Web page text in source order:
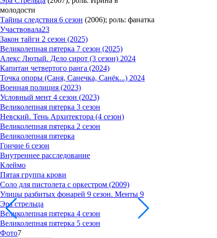
молодости
Тайны следствия 6 сезон (2006); роль: фанатка
Участвовала23
Закон тайги 2 сезон (2025)
Великолепная пятерка 7 сезон (2025)
Алекс Лютый. Дело сирот (3 сезон) 2024
Капитан четвертого ранга (2024)
Точка опоры (Саня, Санечка, Санёк...) 2024
Военная полиция (2023)
Условный мент 4 сезон (2023)
Великолепная пятерка 3 сезон
Невский. Тень Архитектора (4 сезон)
Великолепная пятерка 2 сезон
Великолепная пятерка
Гончие 6 сезон
Внутреннее расследование
Клеймо
Пятая группа крови
Соло для пистолета с оркестром (2009)
Улицы разбитых фонарей 9 сезон. Менты 9
Эра стрельца
Великолепная пятерка 4 сезон
Великолепная пятерка 5 сезон
Фото7